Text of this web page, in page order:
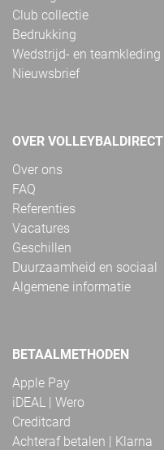
Club collectie
Bedrukking
Wedstrijd- en teamkleding
Nieuwsbrief
OVER VOLLEYBALDIRECT
Over ons
FAQ
Referenties
Vacatures
Geschillen
Duurzaamheid en sociaal
Algemene informatie
BETAALMETHODEN
Apple Pay
iDEAL | Wero
Creditcard
Achteraf betalen | Klarna